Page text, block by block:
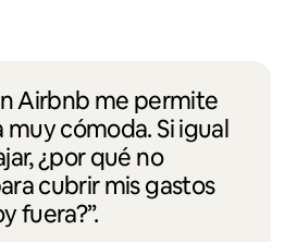
Airbnb me permite
cómoda. Si igual
¿por qué no
cubrir mis gastos
fuera?”.